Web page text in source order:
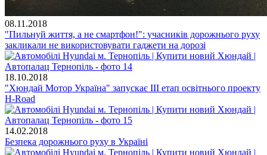
08.11.2018
"Пильнуй життя, а не смартфон!": учасників дорожнього руху
закликали не використовувати гаджети на дорозі
18.10.2018
"Хюндай Мотор Україна" запускає III етап освітнього проекту
H-Road
14.02.2018
Безпека дорожнього руху в Україні